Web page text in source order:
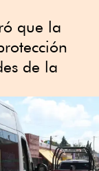
que la
de la